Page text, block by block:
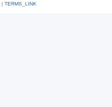
| TERMS_LINK